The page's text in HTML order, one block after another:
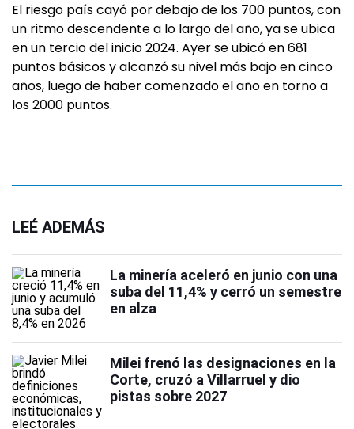
El riesgo país cayó por debajo de los 700 puntos, con
un ritmo descendente a lo largo del año, ya se ubica
en un tercio del inicio 2024. Ayer se ubicó en 681
puntos básicos y alcanzó su nivel más bajo en cinco
años, luego de haber comenzado el año en torno a
los 2000 puntos.
LEÉ ADEMÁS
La minería aceleró en junio con una
suba del 11,4% y cerró un semestre
en alza
Milei frenó las designaciones en la
Corte, cruzó a Villarruel y dio
pistas sobre 2027